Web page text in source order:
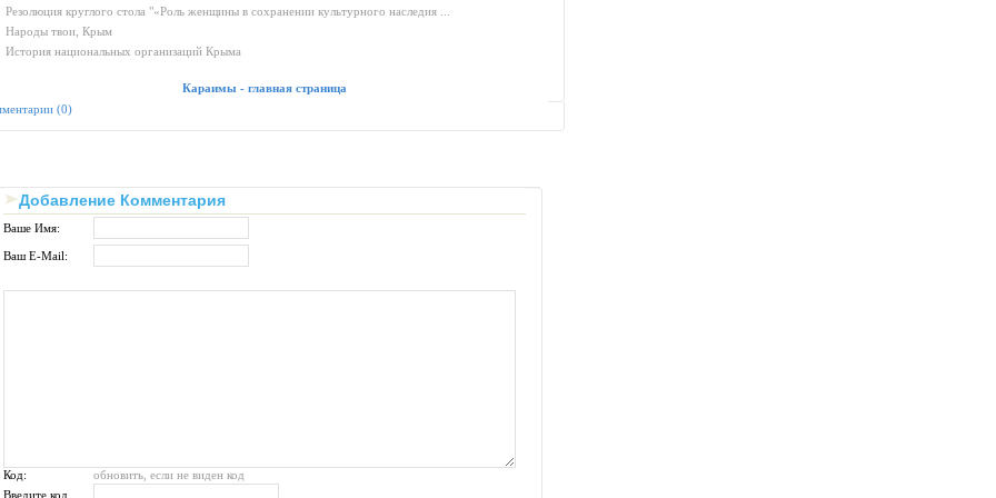
Резолюция круглого стола "«Роль женщины в сохранении культурного наследия ...
Народы твои, Крым
История национальных организаций Крыма
Караимы - главная страница
(0)
Добавление Комментария
Ваше Имя:
Ваш E-Mail:
Код:
обновить, если не виден код
Введите код